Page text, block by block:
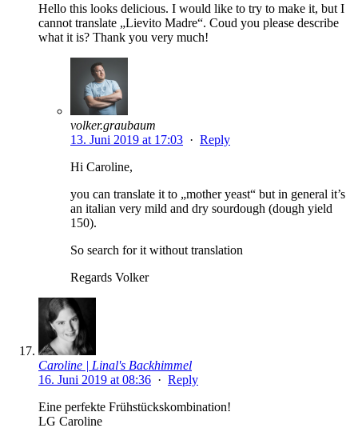
Hello this looks delicious. I would like to try to make it, but I
cannot translate „Lievito Madre“. Coud you please describe
what it is? Thank you very much!
volker.graubaum
13. Juni 2019 at 17:03 · Reply
Hi Caroline,
you can translate it to „mother yeast“ but in general it’s
an italian very mild and dry sourdough (dough yield
150).
So search for it without translation
Regards Volker
Caroline | Linal's Backhimmel
16. Juni 2019 at 08:36 · Reply
Eine perfekte Frühstückskombination!
LG Caroline